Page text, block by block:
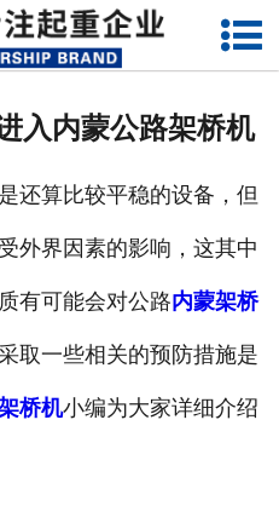
网站首页
企业视频
成功案例
入内蒙公路架桥机
还算比较平稳的设备，但
外界因素的影响，这其中
有可能会对公路内蒙架桥
取一些相关的预防措施是
桥机小编为大家详细介绍